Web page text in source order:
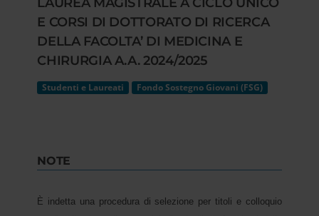
E CORSI DI DOTTORATO DI RICERCA
DELLA FACOLTA’ DI MEDICINA E
CHIRURGIA A.A. 2024/2025
Studenti e Laureati Fondo Sostegno Giovani (FSG)
NOTE
È indetta una procedura di selezione per titoli e colloquio